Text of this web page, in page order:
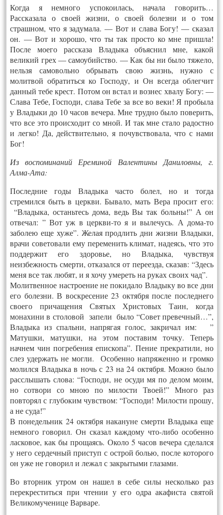
Когда я немного успокоилась, начала говорить…
Рассказала о своей жизни, о своей болезни и о том
страшном, что я задумала. — Вот и слава Богу! — сказал
он. — Вот и хорошо, что ты так просто ко мне пришла!
После моего рассказа Владыка объяснил мне, какой
великий грех — самоубийство. — Как бы ни было тяжело,
нельзя самовольно обрывать свою жизнь, нужно с
молитвой обратиться ко Господу, и Он всегда облегчит
данный тебе крест. Потом он встал и вознес хвалу Богу: —
Слава Тебе, Господи, слава Тебе за все во веки! Я пробыла
у Владыки до 10 часов вечера. Мне трудно было поверить,
что все это происходит со мной. И так мне стало радостно
и легко! Да, действительно, я почувствовала, что с нами
Бог!
Из воспоминаний Ереминой Валентины Даниловны, г.
Алма-Ата:
Последние годы Владыка часто болел, но и тогда
стремился быть в церкви. Бывало, мать Вера просит его:
“Владыка, останьтесь дома, ведь Вы так больны!” А он
отвечал: ” Вот уж в церкви-то я и вылечусь. А дома-то
заболею еще хуже”. Желая продлить дни жизни Владыки,
врачи советовали ему переменить климат, надеясь, что это
поддержит его здоровье, но Владыка, чувствуя
неизбежность смерти, отказался от переезда, сказав: “Здесь
меня все так любят, и я хочу умереть на руках своих чад”.
Молитвенное настроение не покидало Владыку во все дни
его болезни. В воскресение 23 октября после последнего
своего причащения Святых Христовых Таин, когда
монахини в столовой запели было “Совет превечный…”,
Владыка из спальни, напрягая голос, закричал им: ”
Матушки, матушки, на этом поставим точку. Теперь
начнем чин погребения епископа”. Пение прекратили, но
слез удержать не могли. Особенно напряженно и громко
молился Владыка в ночь с 23 на 24 октября. Можно было
расслышать слова: “Господи, не осуди мя по делом моим,
но сотвори со мною по милости Твоей!” Много раз
повторял с глубоким чувством: “Господи! Милости прошу,
а не суда!”
В понедельник 24 октября накануне смерти Владыка еще
немного говорил. Он сказал каждому что-либо особенно
ласковое, как бы прощаясь. Около 5 часов вечера сделался
у него сердечный приступ с острой болью, после которого
он уже не говорил и лежал с закрытыми глазами.
Во вторник утром он нашел в себе силы несколько раз
перекреститься при чтении у его одра акафиста святой
Великомученице Варваре.